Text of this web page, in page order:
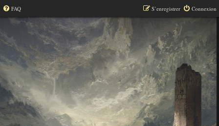
FAQ Connexion
S’enregistrer